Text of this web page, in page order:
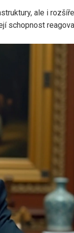
ale i
schopnost